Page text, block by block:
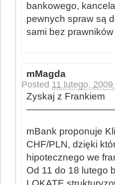
bankowego,
pewnych spraw są
sami bez prawników
mMagda
Posted 11 lutego,
Zyskaj z Frankiem
mBank proponuje
CHF/PLN, dzięki
hipotecznego we
Od 11 do 18 lutego